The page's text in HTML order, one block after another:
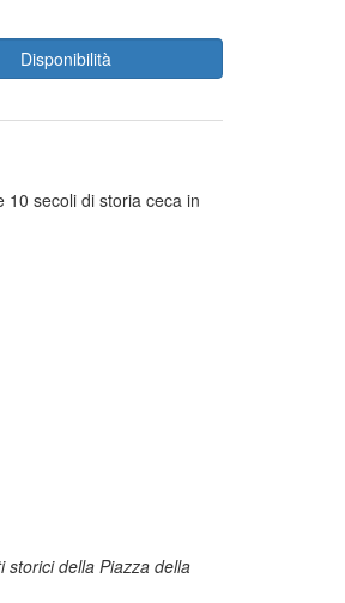
Disponibilità
10 secoli di storia ceca in
storici della Piazza della